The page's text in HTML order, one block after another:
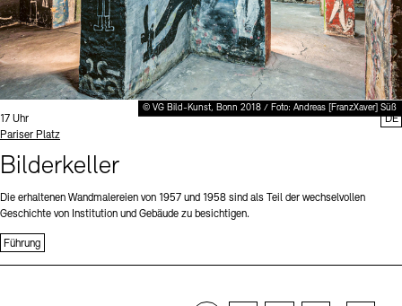
© VG Bild-Kunst, Bonn 2018 / Foto: Andreas [FranzXaver] Süß
Uhrzeit:
17 Uhr
Standort
Pariser Platz
Bilderkeller
Die erhaltenen Wandmalereien von 1957 und 1958 sind als Teil der wechselvollen
Geschichte von Institution und Gebäude zu besichtigen.
Führung
DE